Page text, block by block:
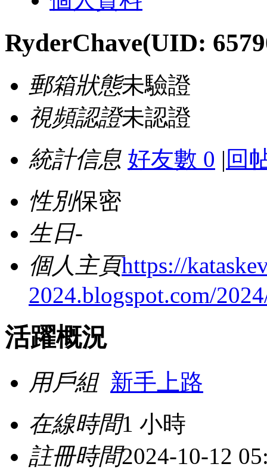
RyderChave(UID:
郵箱狀態未驗證
視頻認證未認證
統計信息 好友數 0 | 回
性別保密
生日-
個人主頁https://
2024.blogspot.com/
活躍概況
用戶組 新手上路
在線時間1 小時
註冊時間2024-10-12